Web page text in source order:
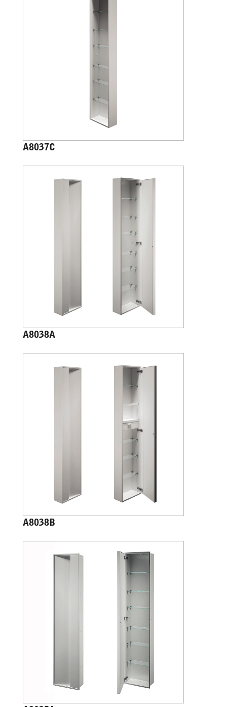
A8037C
A8038A
A8038B